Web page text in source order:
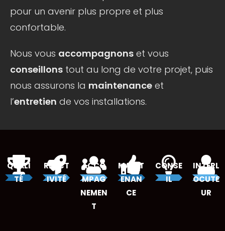
pour un avenir plus propre et plus
confortable.
Nous vous accompagnons et vous
conseillons tout au long de votre projet, puis
nous assurons la maintenance et
l’entretien de vos installations.
QUALI
TÉ
RÉACT
IVITÉ
ACCO
MPAG
NEMEN
T
MAINT
ENAN
CE
CONSE
IL
INTERL
OCUTE
UR